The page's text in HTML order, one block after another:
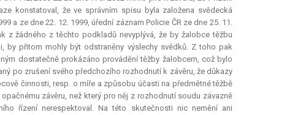
konstatoval, že ve správním spisu byla založena svědecká
a ze dne 22. 12. 1999, úřední záznam Policie ČR ze dne 25. 11.
z žádného z těchto podkladů nevyplývá, že by žalobce těžbu
přitom mohly být odstraněny výslechy svědků. Z toho pak
dostatečně prokázáno provádění těžby žalobcem, což bylo
po zrušení svého předchozího rozhodnutí k závěru, že důkazy
činnosti, resp. o míře a způsobu účasti na předmětné těžbě
závěru, než který pro něj z rozhodnutí soudu závazně
řízení nerespektoval. Na této skutečnosti nic nemění ani